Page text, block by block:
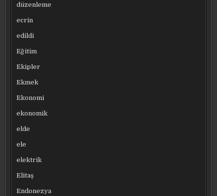
düzenleme
ecrin
edildi
Eğitim
Ekipler
Ekmek
Ekonomi
ekonomik
elde
ele
elektrik
Elitaş
Endonezya